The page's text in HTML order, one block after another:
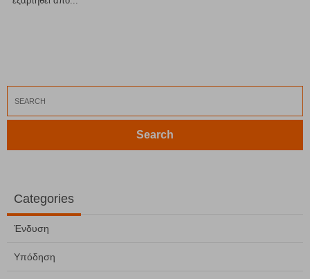
Search
Categories
Ένδυση
Υπόδηση